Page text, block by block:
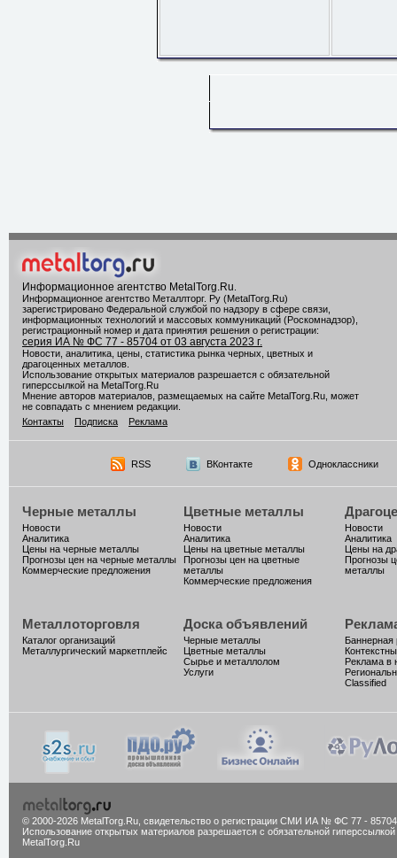
Информационное агентство MetalTorg.Ru
Информационное агентство Металлторг. Ру (MetalTorg.Ru)
зарегистрировано Федеральной службой по надзору в сфере связи,
информационных технологий и массовых коммуникаций (Роскомнадзор),
регистрационный номер и дата принятия решения о регистрации:
серия ИА № ФС 77 - 85704 от 03 августа 2023 г.
Новости, аналитика, цены, статистика рынка черных, цветных и
драгоценных металлов.
Использование открытых материалов разрешается с обязательной
гиперссылкой на MetalTorg.Ru
Мнение авторов материалов, размещаемых на сайте MetalTorg.Ru, может
не совпадать с мнением редакции.
Контакты
Подписка Реклама
RSS ВКонтакте Одноклассники
Черные металлы
Новости
Аналитика
Цены на черные металлы
Прогнозы цен на черные металлы
Коммерческие предложения
Цветные металлы
Новости
Аналитика
Цены на цветные металлы
Прогнозы цен на цветные
металлы
Коммерческие предложения
Новости
Аналитика
Цены на
Прогнозы
металлы
Металлоторговля
Каталог организаций
Металлургический маркетплейс
Доска объявлений
Черные металлы
Цветные металлы
Сырье и металлолом
Услуги
Баннерная
Реклама в
Classified
© 2000-2026 MetalTorg.Ru, cвидетельство о регистрации СМИ ИА № ФС 77 - 85704
Использование открытых материалов разрешается с обязательной гиперссылкой
MetalTorg.Ru